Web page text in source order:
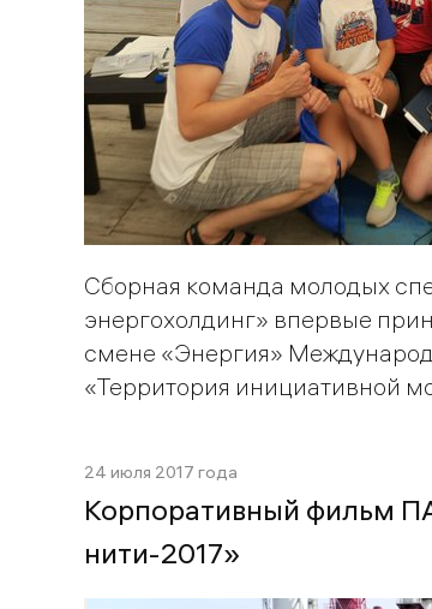
Сборная команда молодых
энергохолдинг» впервые
смене «Энергия»
«Территория инициативной
24 июля 2017 года
Корпоративный фильм
нити-2017»